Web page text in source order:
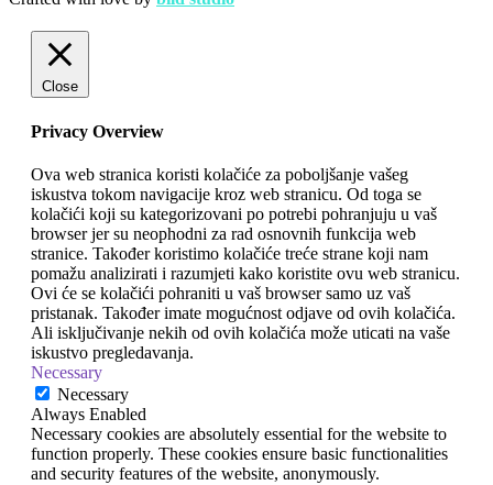
Close
Privacy Overview
Ova web stranica koristi kolačiće za poboljšanje vašeg
iskustva tokom navigacije kroz web stranicu. Od toga se
kolačići koji su kategorizovani po potrebi pohranjuju u vaš
browser jer su neophodni za rad osnovnih funkcija web
stranice. Također koristimo kolačiće treće strane koji nam
pomažu analizirati i razumjeti kako koristite ovu web stranicu.
Ovi će se kolačići pohraniti u vaš browser samo uz vaš
pristanak. Također imate mogućnost odjave od ovih kolačića.
Ali isključivanje nekih od ovih kolačića može uticati na vaše
iskustvo pregledavanja.
Necessary
Necessary
Always Enabled
Necessary cookies are absolutely essential for the website to
function properly. These cookies ensure basic functionalities
and security features of the website, anonymously.